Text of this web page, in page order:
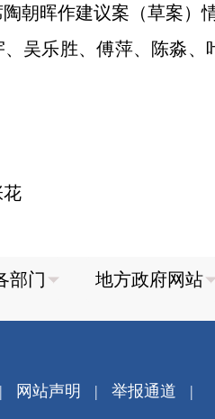
朝晖作建议案（草案）
吴乐胜、傅萍、陈淼
花
网站声明 | 举报通道 |